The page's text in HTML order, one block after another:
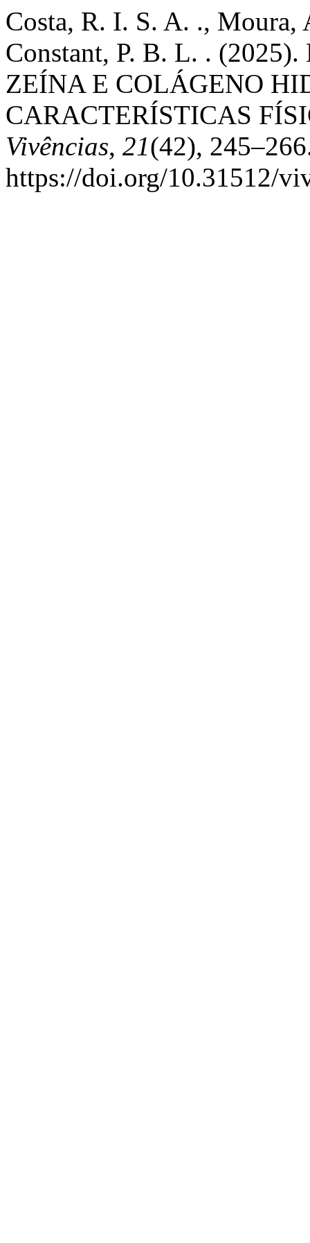
Costa, R. I. S. A. .,
Constant, P. B. L. .
ZEÍNA E COLÁGENO
CARACTERÍSTICAS
Vivências, 21(42),
https://doi.org/10.31512/